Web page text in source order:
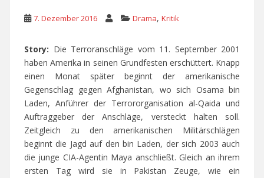
7. Dezember 2016 Drama, Kritik
Story: Die Terroranschläge vom 11. September 2001
haben Amerika in seinen Grundfesten erschüttert. Knapp
einen Monat später beginnt der amerikanische
Gegenschlag gegen Afghanistan, wo sich Osama bin
Laden, Anführer der Terrororganisation al-Qaida und
Auftraggeber der Anschläge, versteckt halten soll.
Zeitgleich zu den amerikanischen Militärschlägen
beginnt die Jagd auf den bin Laden, der sich 2003 auch
die junge CIA-Agentin Maya anschließt. Gleich an ihrem
ersten Tag wird sie in Pakistan Zeuge, wie ein